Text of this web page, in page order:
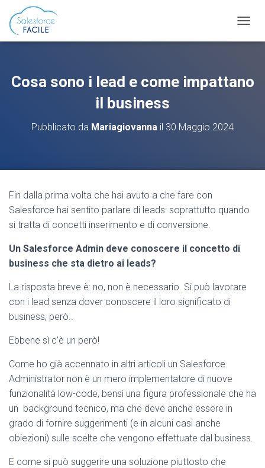
A
A
E
Cosa sono i lead e come impattano
il business
Pubblicato da Mariagiovanna il 30 Maggio 2024
Fin dalla prima volta che hai avuto a che fare con
Salesforce hai sentito parlare di leads: soprattutto quando
si tratta di concetti inserimento e di conversione.
Un Salesforce Admin deve conoscere il concetto di
business che sta dietro ai leads?
La risposta breve è: no, non è necessario. Si può lavorare
con i lead senza dover conoscere il loro significato di
business, però..
Ebbene sì c’è un però!
Come ho già accennato in altri articoli un Salesforce
Administrator non è un mero implementatore di nuove
funzionalità low-code, bensì una figura professionale che ha
un background tecnico, ma che deve anche essere in
grado di fornire suggerimenti (e in alcuni casi anche
obiezioni) sulle scelte che vengono effettuate dal business.
E come si può suggerire una soluzione piuttosto che